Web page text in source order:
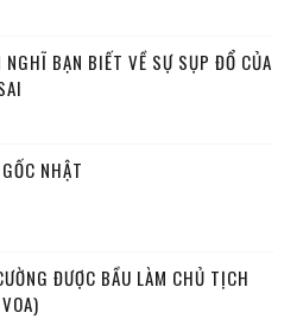
NGHĨ BẠN BIẾT VỀ SỰ SỤP ĐỔ CỦA
NHẬT
ĐƯỢC BẦU LÀM CHỦ TỊCH